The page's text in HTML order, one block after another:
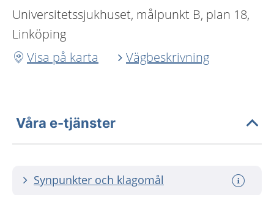
Universitetssjukhuset, målpunkt B, plan 18,
Linköping
Visa på karta
Vägbeskrivning
Våra e-tjänster
Synpunkter och klagomål